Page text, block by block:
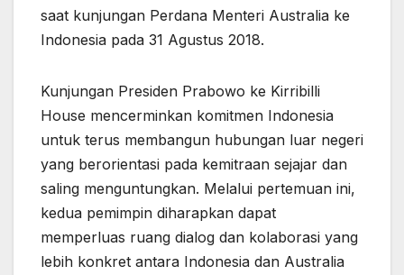
saat kunjungan Perdana Menteri Australia ke
Indonesia pada 31 Agustus 2018.
Kunjungan Presiden Prabowo ke Kirribilli
House mencerminkan komitmen Indonesia
untuk terus membangun hubungan luar negeri
yang berorientasi pada kemitraan sejajar dan
saling menguntungkan. Melalui pertemuan ini,
kedua pemimpin diharapkan dapat
memperluas ruang dialog dan kolaborasi yang
lebih konkret antara Indonesia dan Australia